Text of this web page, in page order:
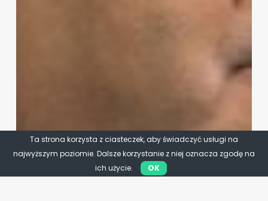
Ta strona korzysta z ciasteczek, aby świadczyć usługi na
najwyższym poziomie. Dalsze korzystanie z niej oznacza zgodę na
ich użycie.
OK